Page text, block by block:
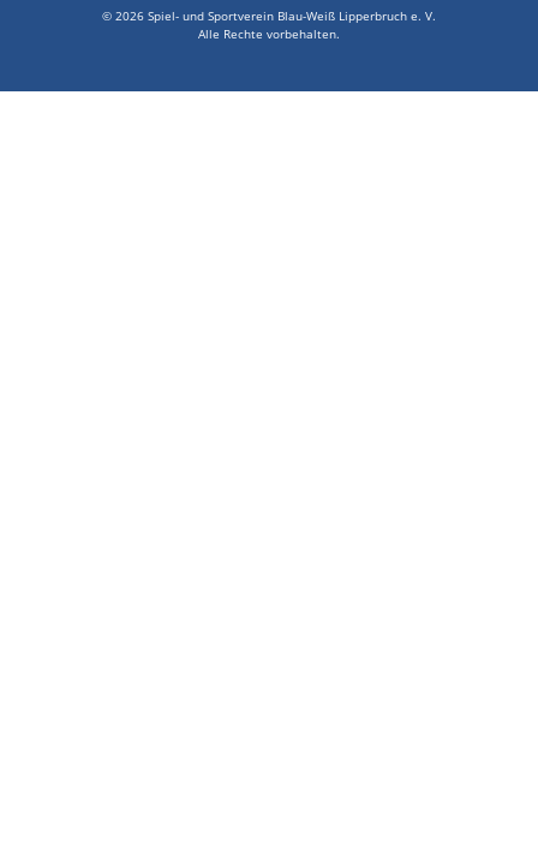
© 2026 Spiel- und Sportverein Blau-Weiß Lipperbruch e. V.
Alle Rechte vorbehalten.